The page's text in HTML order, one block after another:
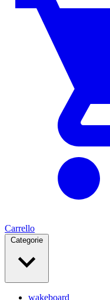
Carrello
Categorie
wakeboard